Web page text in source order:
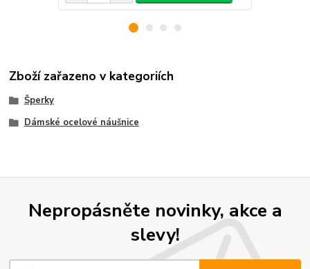
Zboží zařazeno v kategoriích
Šperky
Dámské ocelové náušnice
Nepropásněte novinky, akce a
slevy!